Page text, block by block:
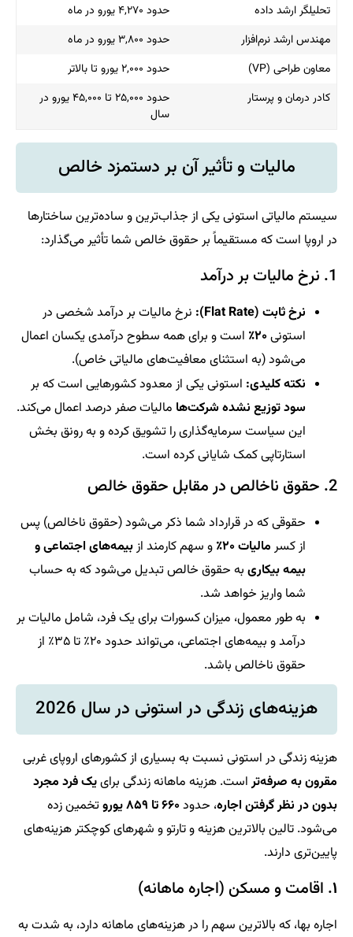
تحلیلگر ارشد داده
حدود ۴,۲۷۰ یورو در ماه
مهندس ارشد نرم‌افزار
حدود ۳,۸۰۰ یورو در ماه
معاون طراحی (VP)
حدود ۲,۰۰۰ یورو تا بالاتر
کادر درمان و پرستار
حدود ۲۵,۰۰۰ تا ۴۵,۰۰۰ یورو در
سال
مالیات و تأثیر آن بر دستمزد خالص
سیستم مالیاتی استونی یکی از جذاب‌ترین و ساده‌ترین ساختارها
در اروپا است که مستقیماً بر حقوق خالص شما تأثیر می‌گذارد:
1. نرخ مالیات بر درآمد
نرخ ثابت (Flat Rate):
نرخ مالیات بر درآمد شخصی در
استونی۲۰٪ است و برای همه سطوح درآمدی یکسان اعمال
می‌شود (به استثنای معافیت‌های مالیاتی خاص).
نکته کلیدی: استونی یکی از معدود کشورهایی است که بر
سود توزیع نشده شرکت‌ها مالیات صفر درصد اعمال می‌کند.
این سیاست سرمایه‌گذاری را تشویق کرده و به رونق بخش
استارتاپی کمک شایانی کرده است.
2. حقوق ناخالص در مقابل حقوق خالص
حقوقی که در قرارداد شما ذکر می‌شود (حقوق ناخالص) پس
از کسر مالیات ۲۰٪ و سهم کارمند ازبیمه‌های اجتماعی و
بیمه بیکاری به حقوق خالص تبدیل می‌شود که به حساب
شما واریز خواهد شد.
به طور معمول، میزان کسورات برای یک فرد، شامل مالیات بر
درآمد و بیمه‌های اجتماعی، می‌تواند حدود ۲۰٪ تا ۳۵٪ از
حقوق ناخالص باشد.
هزینه‌های زندگی در استونی در سال 2026
هزینه زندگی در استونی نسبت به بسیاری از کشورهای اروپای غربی
مقرون به صرفه‌تراست. هزینه ماهانه زندگی براییک فرد مجرد
بدون در نظر گرفتن اجاره، حدود۶۶۰ تا ۸۵۹ یورو
تخمین زده
می‌شود. تالین بالاترین هزینه و تارتو و شهرهای کوچکتر هزینه‌های
پایین‌تری دارند.
۱. اقامت و مسکن (اجاره ماهانه)
اجاره بها، که بالاترین سهم را در هزینه‌های ماهانه دارد، به شدت به